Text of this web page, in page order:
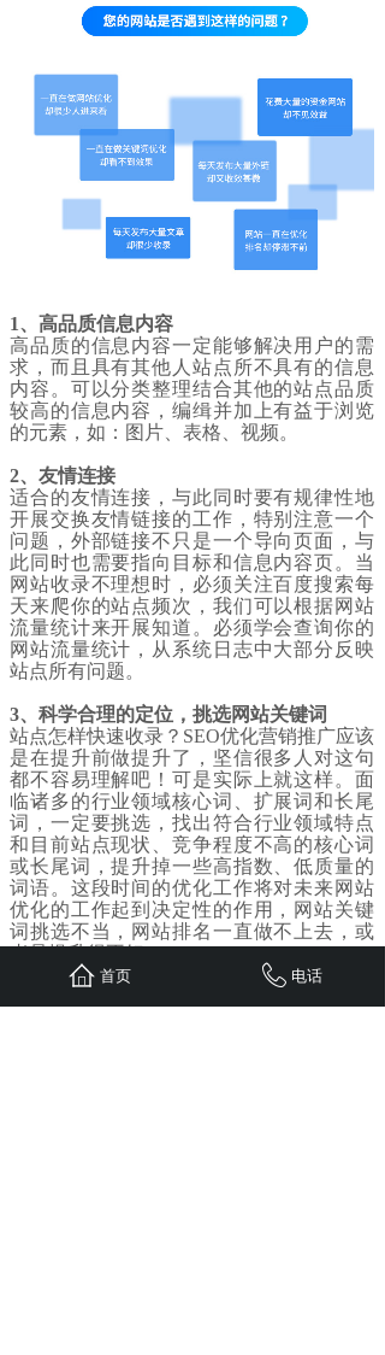
1、高品质信息内容
高品质的信息内容一定能够解决用户的需
求，而且具有其他人站点所不具有的信息
内容。可以分类整理结合其他的站点品质
较高的信息内容，编缉并加上有益于浏览
的元素，如：图片、表格、视频。
2、友情连接
适合的友情连接，与此同时要有规律性地
开展交换友情链接的工作，特别注意一个
问题，外部链接不只是一个导向页面，与
此同时也需要指向目标和信息内容页。当
网站收录不理想时，必须关注百度搜索每
天来爬你的站点频次，我们可以根据网站
流量统计来开展知道。必须学会查询你的
网站流量统计，从系统日志中大部分反映
站点所有问题。
3、科学合理的定位，挑选网站关键词
站点怎样快速收录？SEO优化营销推广应该
是在提升前做提升了，坚信很多人对这句
都不容易理解吧！可是实际上就这样。面
临诸多的行业领域核心词、扩展词和长尾
词，一定要挑选，找出符合行业领域特点
和目前站点现状、竞争程度不高的核心词
或长尾词，提升掉一些高指数、低质量的
词语。这段时间的优化工作将对未来网站
优化的工作起到决定性的作用，网站关键
词挑选不当，网站排名一直做不上去，或
者是提升得不好。
首页 电话